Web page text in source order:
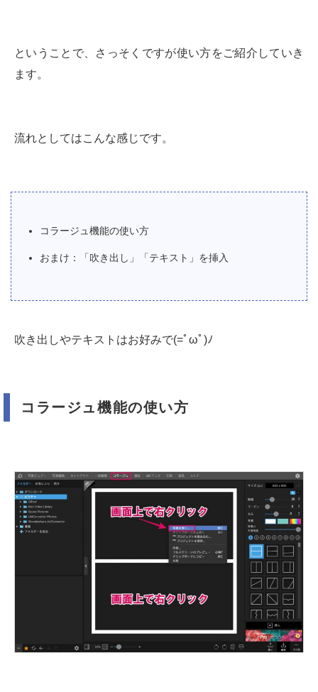
ということで、さっそくですが使い方をご紹介していき
ます。
流れとしてはこんな感じです。
コラージュ機能の使い方
おまけ：「吹き出し」「テキスト」を挿入
吹き出しやテキストはお好みで(=ﾟωﾟ)ﾉ
コラージュ機能の使い方